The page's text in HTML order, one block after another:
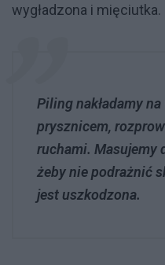
wygładzona i mięciutka.
Piling nakładamy
prysznicem,
ruchami. Masujemy
żeby nie podrażnić
jest uszkodzona.